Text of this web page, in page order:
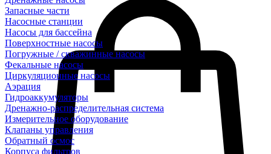
Запасные части
Насосные станции
Насосы для бассейна
Поверхностные насосы
Погружные / скважинные насосы
Фекальные насосы
Циркуляционные насосы
Аэрация
Гидроаккумуляторы
Дренажно-распределительная система
Измерительное оборудование
Клапаны управления
Обратный осмос
Корпуса фильтров